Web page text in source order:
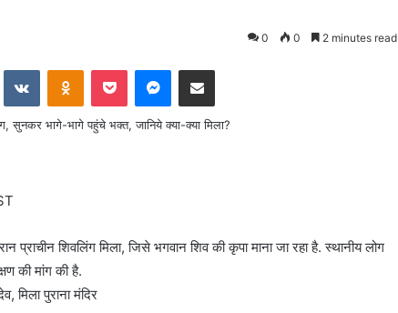
0 0 2 minutes read
VKontakteOdnoklassniki
Pocket Messenger
Share via Email
शिवलिंग मिला, जिसे भगवान शिव की कृपा माना जा रहा है. स्थानीय लोग
की मांग की है.